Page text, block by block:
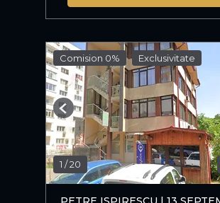
Comision 0% Exclusivitate
1 /20
Previous